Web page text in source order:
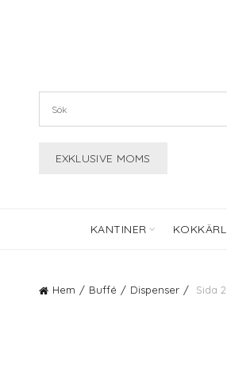
KANTINER KOKKÄRL
Hem Buffé Dispenser Sida 2